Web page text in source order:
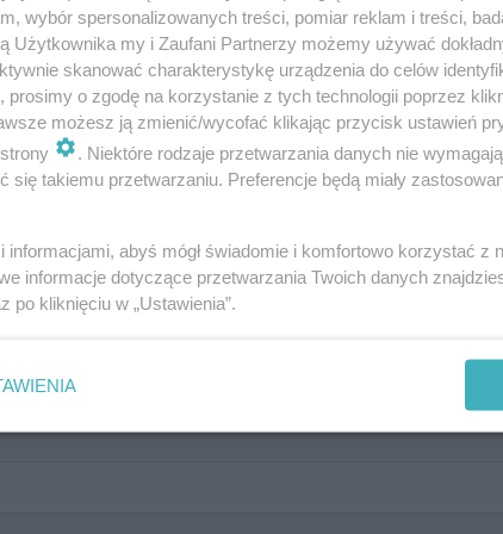
kasę! Wygrałbyś milion
La Defense, zwany
wybór spersonalizowanych treści, pomiar reklam i treści,
Użytkownika my i Zaufani Partnerzy możemy używać
skanować charakterystykę urządzenia do celów
o zgodę na korzystanie z tych technologii poprzez
możesz ją zmienić/wycofać klikając przycisk ustawień
. Niektóre rodzaje przetwarzania danych nie
się takiemu przetwarzaniu. Preferencje będą miały
informacjami, abyś mógł świadomie i komfortowo korzystać z
informacje dotyczące przetwarzania Twoich danych
po kliknięciu w „Ustawienia”.